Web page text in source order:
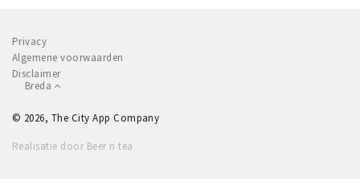
Privacy
Algemene voorwaarden
Disclaimer
Breda
© 2026, The City App Company
Realisatie door Beer n tea